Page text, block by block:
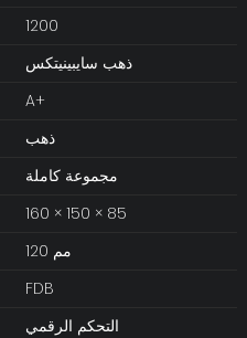
1200
ذهب سايبينيتكس
A+
ذهب
مجموعة كاملة
160 × 150 × 85
120 مم
FDB
التحكم الرقمي